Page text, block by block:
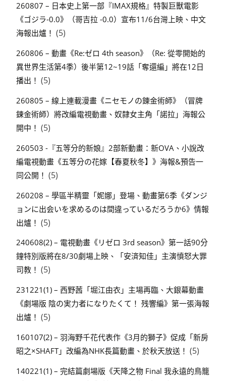
260807 – 日本史上第一部『IMAX規格』特製巨獸電影
《ゴジラ-0.0》（哥吉拉 -0.0）宣布11/6台灣上映、中文
海報出爐！ (5)
260806 – 動畫《Re:ゼロ 4th season》（Re: 從零開始的
異世界生活第4季）後半第12~19話「奪還編」將在12日
播出！ (5)
260805 – 線上連載漫畫《ニセモノの錬金術師》（冒牌
鍊金術師）將改編電視動畫、奴隸女主角「諾拉」海報公
開中！ (5)
260503 -『五等分的新娘』2部新動畫：新OVA、小說改
編電視動畫《五等分の花嫁【春夏秋冬】》海報&預告一
同公開！ (5)
260208 – 學區半精靈「妮娜」登場、動畫第6季《ダンジ
ョンに出会いを求めるのは間違っているだろうか6》情報
出爐！ (5)
240608(2) – 電視動畫《リゼロ 3rd season》第一話90分
鐘特別版將在8/30劇場上映、「安済知佳」主演憤怒大罪
司教！ (5)
231221(1) – 西野茜「堀江由衣」主場再臨、大銀幕動畫
《劇場版 陰の実力者になりたくて！ 残響編》第一張海報
出爐！ (5)
160107(2) – 羽海野千花代表作《3月的獅子》促成「新房
昭之×SHAFT」改編為NHK長篇動畫、於秋天放送！ (5)
140221(1) – 完結篇劇場版《天降之物 Final 我永遠的鳥籠